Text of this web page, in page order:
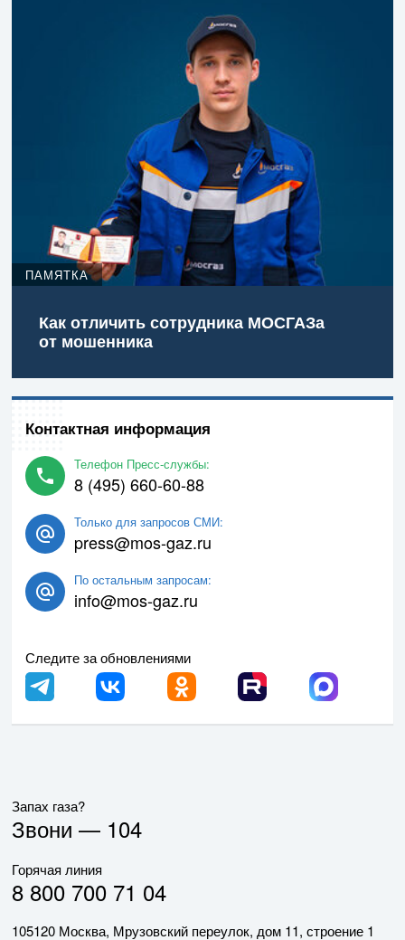
ПАМЯТКА
Как отличить сотрудника МОСГАЗа
от мошенника
Контактная информация
Телефон Пресс-службы:
8 (495) 660-60-88
Только для запросов СМИ:
press@mos-gaz.ru
По остальным запросам:
info@mos-gaz.ru
Следите за обновлениями
Запах газа?
Звони — 104
Горячая линия
8 800 700 71 04
105120 Москва, Мрузовский переулок, дом 11, строение 1